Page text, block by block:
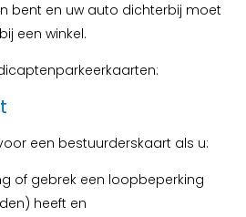
bent en uw auto dichterbij moet
een winkel.
een bestuurderskaart als u:
of gebrek een loopbeperking
heeft en